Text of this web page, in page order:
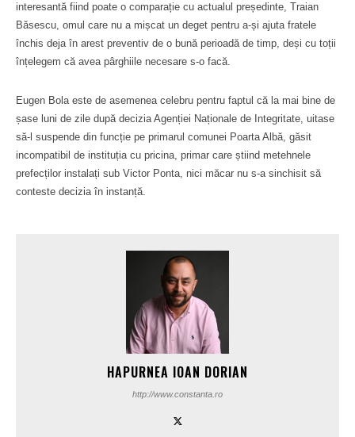
interesantă fiind poate o comparație cu actualul președinte, Traian
Băsescu, omul care nu a mișcat un deget pentru a-și ajuta fratele
închis deja în arest preventiv de o bună perioadă de timp, deși cu toții
înțelegem că avea pârghiile necesare s-o facă.
Eugen Bola este de asemenea celebru pentru faptul că la mai bine de
șase luni de zile după decizia Agenției Naționale de Integritate, uitase
să-l suspende din funcție pe primarul comunei Poarta Albă, găsit
incompatibil de instituția cu pricina, primar care știind metehnele
prefecților instalați sub Victor Ponta, nici măcar nu s-a sinchisit să
conteste decizia în instanță.
HAPURNEA IOAN DORIAN
http://www.constanta.ro